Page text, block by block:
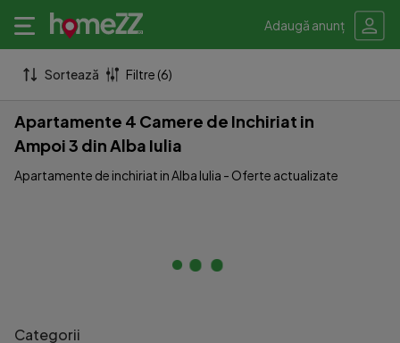
Adaugă anunț
Sortează Filtre (6)
Apartamente 4 Camere de Inchiriat in
Ampoi 3 din Alba Iulia
Apartamente de inchiriat in Alba Iulia - Oferte actualizate
Categorii